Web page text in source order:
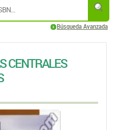
Búsqueda Avanzada
CENTRALES